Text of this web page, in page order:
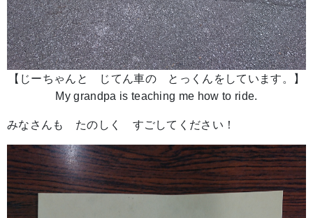
【じーちゃんと じてん車の とっくんをしています。】
My grandpa is teaching me how to ride.
みなさんも たのしく すごしてください！